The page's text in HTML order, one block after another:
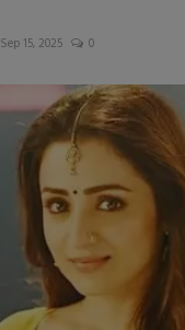
Sep 15, 2025 0